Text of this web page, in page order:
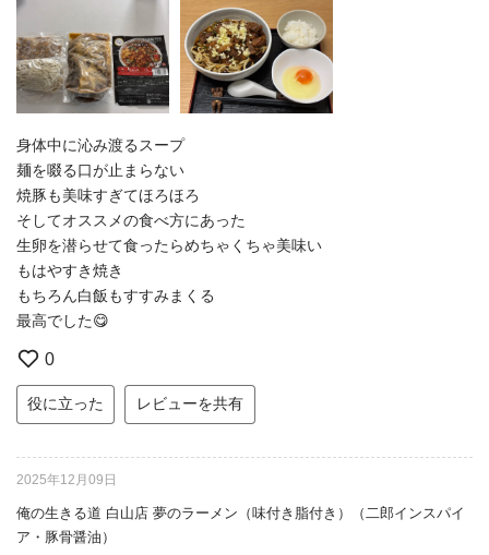
身体中に沁み渡るスープ
麺を啜る口が止まらない
焼豚も美味すぎてほろほろ
そしてオススメの食べ方にあった
生卵を潜らせて食ったらめちゃくちゃ美味い
もはやすき焼き
もちろん白飯もすすみまくる
最高でした😋
0
役に立った レビューを共有
2025年12月09日
俺の生きる道 白山店 夢のラーメン（味付き脂付き）（二郎インスパイ
ア・豚骨醤油）